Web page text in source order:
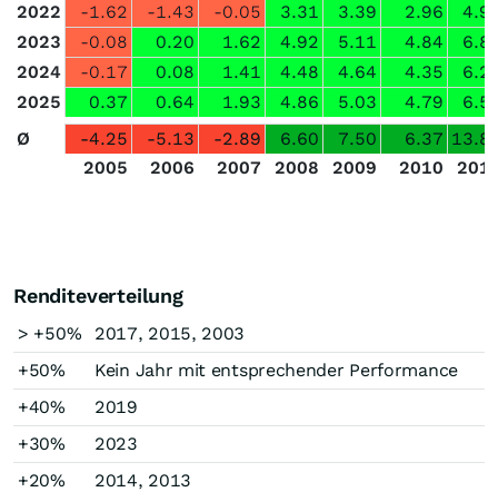
2022
-1.62 -1.43 -0.05 3.31 3.39 2.96
2023
-0.08 0.20 1.62 4.92 5.11 4.84
2024
-0.17 0.08 1.41 4.48 4.64 4.35
2025
0.37 0.64 1.93 4.86 5.03 4.79
Ø
-4.25 -5.13 -2.89 6.60 7.50 6.37
2005
2006 2007 2008 2009 2010
Renditeverteilung
> +50%
2017, 2015, 2003
+50%
Kein Jahr mit entsprechender Performance
+40%
2019
+30%
2023
+20%
2014, 2013